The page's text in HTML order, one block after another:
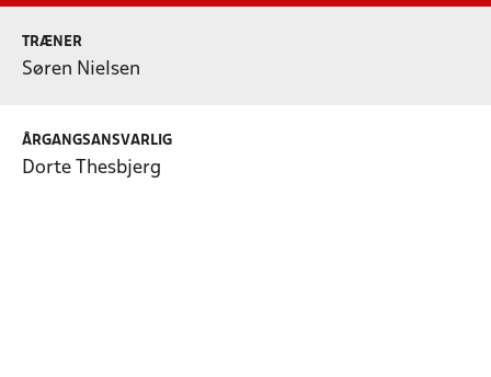
TRÆNER
Søren Nielsen
ÅRGANGSANSVARLIG
Dorte Thesbjerg